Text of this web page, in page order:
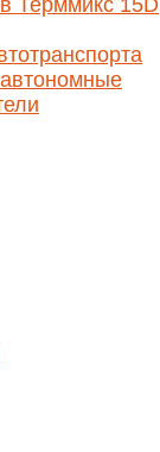
Терммикс 15D